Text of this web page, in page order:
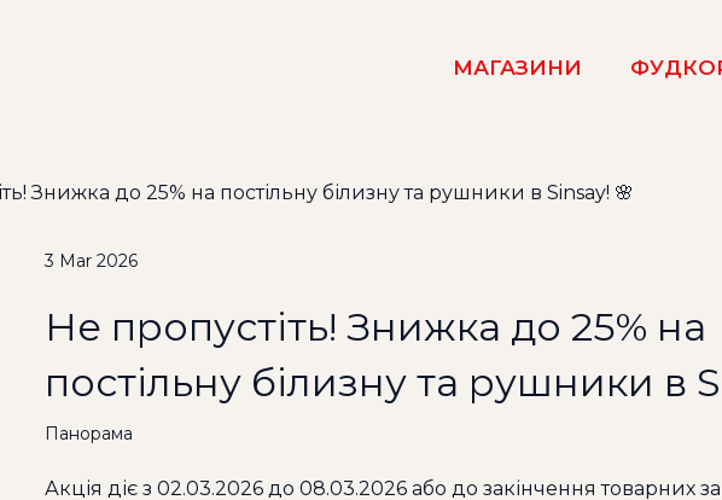
МАГАЗИНИ
3 Mar 2026
Не пропустіть! Знижка до 25% на
постільну білизну та рушники в
Панорама
Акція діє з 02.03.2026 до 08.03.2026 або до закінчення товарних